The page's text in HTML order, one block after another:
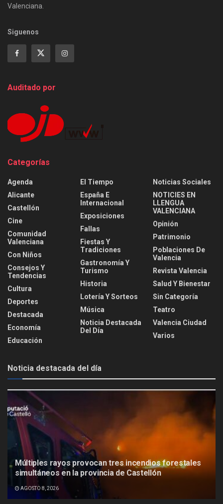
Valenciana.
Siguenos
Auditado por
Categorías
Agenda
Alicante
Castellón
Cine
Comunidad
Valenciana
Con Niños
Consejos Y
Tendencias
Cultura
Deportes
Destacada
Economía
Educación
El Tiempo
España E
Internacional
Exposiciones
Fallas
Fiestas Y
Tradiciones
Gastronomía Y
Turismo
Historia
Lotería Y Sorteos
Música
Noticia Destacada
Del Día
Noticias Sociales
NOTICIES EN
LLENGUA
VALENCIANA
Opinión
Patrimonio
Poblaciones De
Valencia
Revista Valencia
Salud Y Bienestar
Sin Categoría
Teatro
Valencia Ciudad
Varios
Noticia destacada del día
Múltiples rayos provocan tres incendios forestales
simultáneos en la provincia de Castellón
AGOSTO 8, 2026